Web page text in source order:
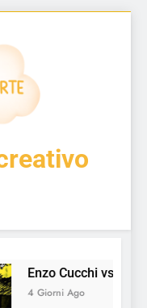
Enzo Cucchi vs
4 Giorni Ago